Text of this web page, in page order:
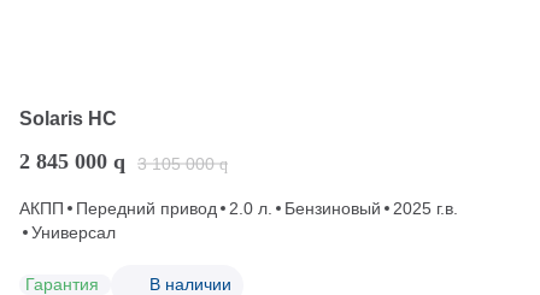
Solaris HC
2 845 000 q 3 105 000 q
АКПП Передний привод 2.0 л. Бензиновый
2025 г.в.
Универсал
Гарантия В наличии